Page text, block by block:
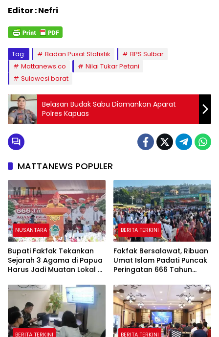
Editor : Nefri
Tag: Badan Pusat Statistik
BPS Sulbar
Mattanews.co
Nilai Tukar Petani
Sulawesi barat
Belasan Budak Sabu Diamankan Aparat
Polres Kapuas
MATTANEWS POPULER
NUSANTARA
Bupati Fakfak Tekankan
Sejarah 3 Agama di Papua
Harus Jadi Muatan Lokal di
BERITA TERKINI
Fakfak Bersalawat, Ribuan
Umat Islam Padati Puncak
Peringatan 666 Tahun
BERITA TERKINI BERITA TERKINI